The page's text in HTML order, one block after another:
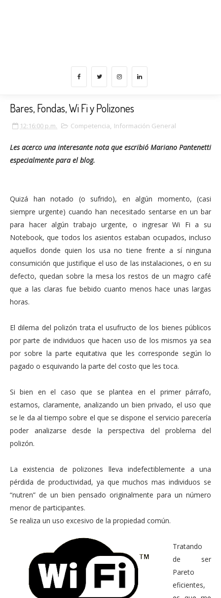
Bares, Fondas, Wi Fi y Polizones
12:16:00 p.m. Competencia, Información General
Les acerco una interesante nota que escribió Mariano Pantenetti
especialmente para el blog.
Quizá han notado (o sufrido), en algún momento, (casi
siempre urgente) cuando han necesitado sentarse en un bar
para hacer algún trabajo urgente, o ingresar Wi Fi a su
Notebook, que todos los asientos estaban ocupados, incluso
aquellos donde quien los usa no tiene frente a sí ninguna
consumición que justifique el uso de las instalaciones, o en su
defecto, quedan sobre la mesa los restos de un magro café
que a las claras fue bebido cuanto menos hace unas largas
horas.
El dilema del polizón trata el usufructo de los bienes públicos
por parte de individuos que hacen uso de los mismos ya sea
por sobre la parte equitativa que les corresponde según lo
pagado o esquivando la parte del costo que les toca.
Si bien en el caso que se plantea en el primer párrafo,
estamos, claramente, analizando un bien privado, el uso que
se le da al tiempo sobre el que se dispone el servicio parecería
poder analizarse desde la perspectiva del problema del
polizón.
La existencia de polizones lleva indefectiblemente a una
pérdida de productividad, ya que muchos mas individuos se
“nutren” de un bien pensado originalmente para un número
menor de participantes.
Se realiza un uso excesivo de la propiedad común.
Tratando
de ser
Pareto
eficientes,